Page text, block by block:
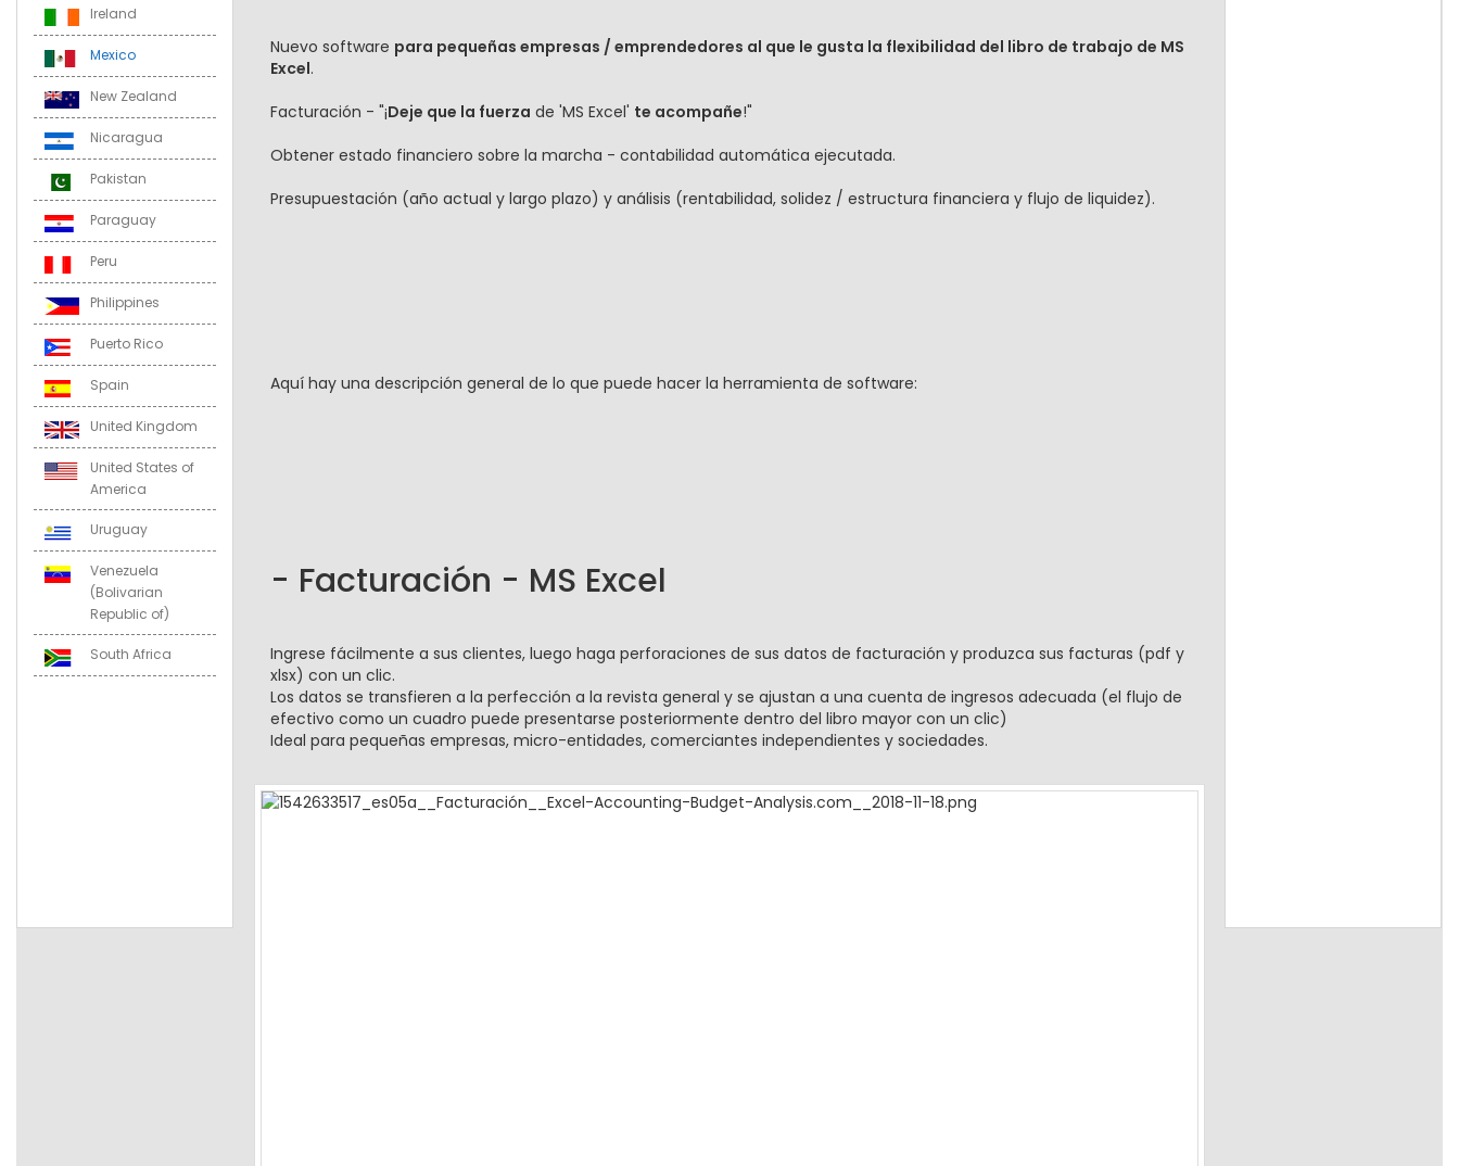
Ireland
Mexico
New Zealand
Nicaragua
Pakistan
Paraguay
Peru
Philippines
Puerto Rico
Spain
United Kingdom
United States of
America
Uruguay
Venezuela
(Bolivarian
Republic of)
South Africa
Nuevo software para pequeñas empresas / emprendedores al que le gusta la flexibilidad del libro de trabajo de MS
Excel.
Facturación - "¡Deje que la fuerza de 'MS Excel' te acompañe!"
Obtener estado financiero sobre la marcha - contabilidad automática ejecutada.
Presupuestación (año actual y largo plazo) y análisis (rentabilidad, solidez / estructura financiera y flujo de liquidez).
Aquí hay una descripción general de lo que puede hacer la herramienta de software:
- Facturación - MS Excel
Ingrese fácilmente a sus clientes, luego haga perforaciones de sus datos de facturación y produzca sus facturas (pdf y
xlsx) con un clic.
Los datos se transfieren a la perfección a la revista general y se ajustan a una cuenta de ingresos adecuada (el flujo de
efectivo como un cuadro puede presentarse posteriormente dentro del libro mayor con un clic)
Ideal para pequeñas empresas, micro-entidades, comerciantes independientes y sociedades.